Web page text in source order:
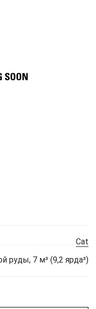
Cat
руды, 7 м³ (9,2 ярда³)